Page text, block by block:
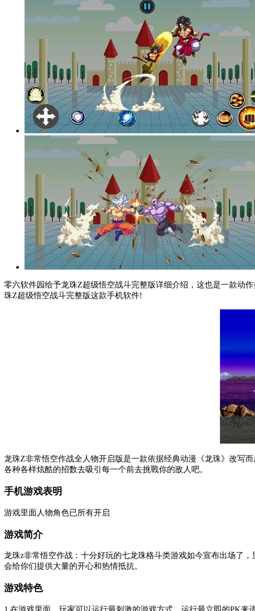
零六软件园给予龙珠Z超级悟空战斗完整版详细介绍，这也是一款动
珠Z超级悟空战斗完整版这款手机软件!
龙珠Z非常悟空作战全人物开启版是一款依据经典动漫《龙珠》改写
各种各样炫酷的招数去吸引每一个前去挑戰你的敌人吧。
手机游戏表明
游戏里面人物角色已所有开启
游戏简介
龙珠z非常悟空作战：十分好玩的七龙珠格斗类游戏如今宣布出场了
会给你们提供大量的开心和热情抵抗。
游戏特色
1.在游戏里面，玩家可以运行最刺激的游戏方式，运行最立即的PK来